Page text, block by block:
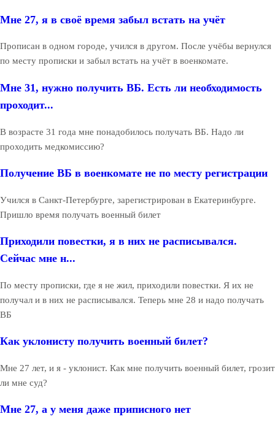
Мне 27, я в своё время забыл встать на учёт
Прописан в одном городе, учился в другом. После учёбы вернулся
по месту прописки и забыл встать на учёт в военкомате.
Мне 31, нужно получить ВБ. Есть ли необходимость
проходит...
В возрасте 31 года мне понадобилось получать ВБ. Надо ли
проходить медкомиссию?
Получение ВБ в военкомате не по месту регистрации
Учился в Санкт-Петербурге, зарегистрирован в Екатеринбурге.
Пришло время получать военный билет
Приходили повестки, я в них не расписывался.
Сейчас мне н...
По месту прописки, где я не жил, приходили повестки. Я их не
получал и в них не расписывался. Теперь мне 28 и надо получать
ВБ
Как уклонисту получить военный билет?
Мне 27 лет, и я - уклонист. Как мне получить военный билет, грозит
ли мне суд?
Мне 27, а у меня даже приписного нет